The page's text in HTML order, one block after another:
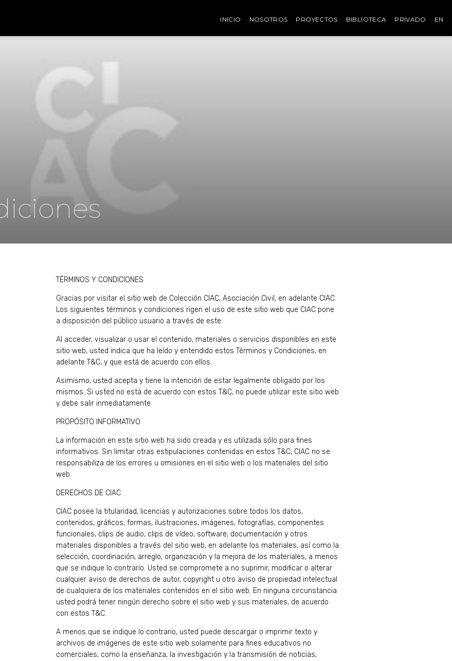
INICIO NOSOTROS PROYECTOS BIBLIOTECA PRIVADO EN
TÉRMINOS Y CONDICIONES
Gracias por visitar el sitio web de Colección CIAC, Asociación Civil, en adelante CIAC.
Los siguientes términos y condiciones rigen el uso de este sitio web que CIAC pone
a disposición del público usuario a través de este.
Al acceder, visualizar o usar el contenido, materiales o servicios disponibles en este
sitio web, usted indica que ha leído y entendido estos Términos y Condiciones, en
adelante T&C, y que está de acuerdo con ellos.
Asimismo, usted acepta y tiene la intención de estar legalmente obligado por los
mismos. Si usted no está de acuerdo con estos T&C, no puede utilizar este sitio web
y debe salir inmediatamente.
PROPÓSITO INFORMATIVO
La información en este sitio web ha sido creada y es utilizada sólo para fines
informativos. Sin limitar otras estipulaciones contenidas en estos T&C, CIAC no se
responsabiliza de los errores u omisiones en el sitio web o los materiales del sitio
web.
DERECHOS DE CIAC
CIAC posee la titularidad, licencias y autorizaciones sobre todos los datos,
contenidos, gráficos, formas, ilustraciones, imágenes, fotografías, componentes
funcionales, clips de audio, clips de vídeo, software, documentación y otros
materiales disponibles a través del sitio web, en adelante los materiales, así como la
selección, coordinación, arreglo, organización y la mejora de los materiales, a menos
que se indique lo contrario. Usted se compromete a no suprimir, modificar o alterar
cualquier aviso de derechos de autor, copyright u otro aviso de propiedad intelectual
de cualquiera de los materiales contenidos en el sitio web. En ninguna circunstancia
usted podrá tener ningún derecho sobre el sitio web y sus materiales, de acuerdo
con estos T&C.
A menos que se indique lo contrario, usted puede descargar o imprimir texto y
archivos de imágenes de este sitio web solamente para fines educativos no
comerciales, como la enseñanza, la investigación y la transmisión de noticias,